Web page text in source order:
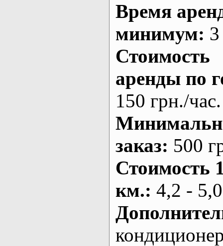
Время
минимум:
Стоимость
аренды по
150 грн./час.
заказ: 500
Стоимость
км.: 4,2 -